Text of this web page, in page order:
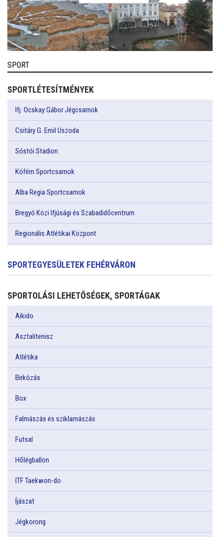
SPORT
SPORTLÉTESÍTMÉNYEK
Ifj. Ocskay Gábor Jégcsarnok
Csitáry G. Emil Uszoda
Sóstói Stadion
Köfém Sportcsarnok
Alba Regia Sportcsarnok
Bregyó Közi Ifjúsági és Szabadidőcentrum
Regionális Atlétikai Központ
SPORTEGYESÜLETEK FEHÉRVÁRON
SPORTOLÁSI LEHETŐSÉGEK, SPORTÁGAK
Aikido
Asztalitenisz
Atlétika
Birkózás
Box
Falmászás és sziklamászás
Futsal
Hőlégballon
ITF Taekwon-do
Íjászat
Jégkorong